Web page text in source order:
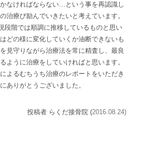
なければならない…という事を再認識し
治療び励んでいきたいと考えています。
段階では順調に推移しているものと思い
どの様に変化していくか油断できないも
見守りながら治療法を常に精査し、最良
ように治療をしていければと思います。
よるむちうち治療のレポートをいただき
ありがとうございました。
投稿者 らくだ接骨院 (2016.08.24)